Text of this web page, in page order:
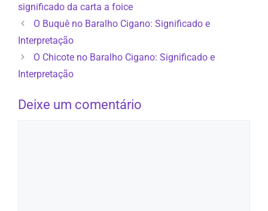
significado da carta a foice
O Buquê no Baralho Cigano: Significado e
Interpretação
O Chicote no Baralho Cigano: Significado e
Interpretação
Deixe um comentário